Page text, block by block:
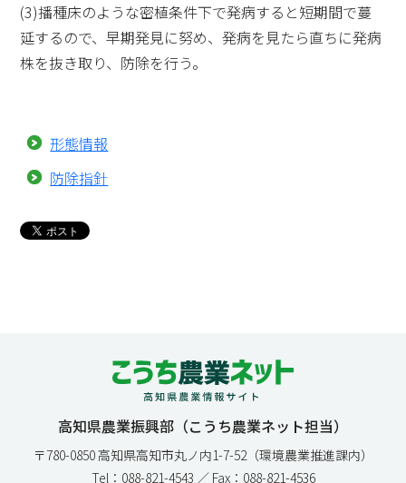
(3)播種床のような密植条件下で発病すると短期間で蔓
延するので、早期発見に努め、発病を見たら直ちに発病
株を抜き取り、防除を行う。
形態情報
防除指針
高知県農業振興部（こうち農業ネット担当）
〒780-0850 高知県高知市丸ノ内1-7-52（環境農業推進課内）
Tel：088-821-4543 ／ Fax：088-821-4536